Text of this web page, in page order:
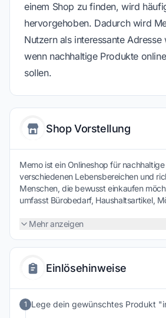
einem Shop zu finden, wird
hervorgehoben. Dadurch wird
Nutzern als interessante
wenn nachhaltige Produkte
sollen.
Shop Vorstellung
Memo ist ein Onlineshop für
verschiedenen Lebensbereichen und
Menschen, die bewusst einkaufen
umfasst Bürobedarf, Haushaltsartikel,
ökologischen und sozialen Kriterien
Angebot durch Recyclingprodukte und
verantwortungsvolle Herstellung und
Mehr anzeigen
Einlösehinweise
1 Lege dein gewünschtes Produkt